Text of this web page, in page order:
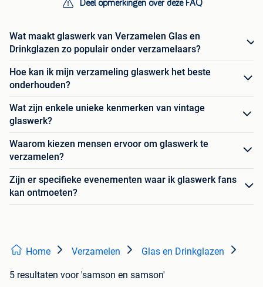
Deel opmerkingen over deze FAQ
Wat maakt glaswerk van Verzamelen Glas en
Drinkglazen zo populair onder verzamelaars?
Hoe kan ik mijn verzameling glaswerk het beste
onderhouden?
Wat zijn enkele unieke kenmerken van vintage
glaswerk?
Waarom kiezen mensen ervoor om glaswerk te
verzamelen?
Zijn er specifieke evenementen waar ik glaswerk fans
kan ontmoeten?
Home Verzamelen Glas en Drinkglazen
5 resultaten voor 'samson en samson'